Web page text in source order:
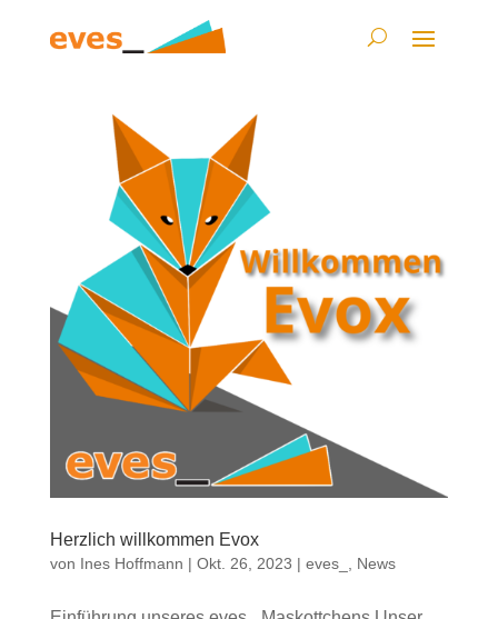
Herzlich willkommen Evox
von Ines Hoffmann | Okt. 26, 2023 | eves_ , News